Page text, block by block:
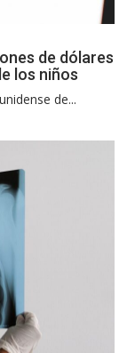
de dólares
los niños
de...